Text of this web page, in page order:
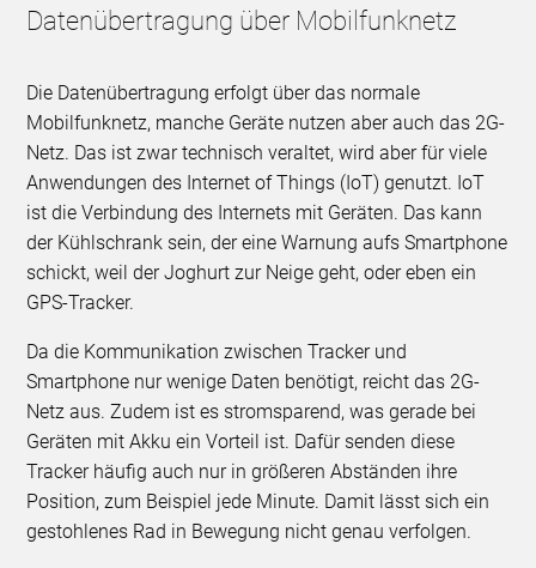
Datenübertragung über Mobilfunknetz
Die Datenübertragung erfolgt über das normale
Mobilfunknetz, manche Geräte nutzen aber auch das 2G-
Netz. Das ist zwar technisch veraltet, wird aber für viele
Anwendungen des Internet of Things (IoT) genutzt. IoT
ist die Verbindung des Internets mit Geräten. Das kann
der Kühlschrank sein, der eine Warnung aufs Smartphone
schickt, weil der Joghurt zur Neige geht, oder eben ein
GPS-Tracker.
Da die Kommunikation zwischen Tracker und
Smartphone nur wenige Daten benötigt, reicht das 2G-
Netz aus. Zudem ist es stromsparend, was gerade bei
Geräten mit Akku ein Vorteil ist. Dafür senden diese
Tracker häufig auch nur in größeren Abständen ihre
Position, zum Beispiel jede Minute. Damit lässt sich ein
gestohlenes Rad in Bewegung nicht genau verfolgen.